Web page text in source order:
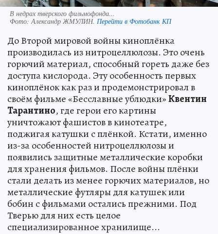
В недрах тверского фильмофонда...
Фото: Александр ЖМУЛИН. Перейти в Фотобанк КП
До Второй мировой войны киноплёнка
производилась из нитроцеллюлозы. Это очень
горючий материал, способный гореть даже без
доступа кислорода. Эту особенность первых
киноплёнок как раз и продемонстрировал в
своём фильме «Бесславные ублюдки»Квентин
Тарантино, где герои его картины
уничтожают фашистов в кинотеатре,
поджигая катушки с плёнкой. Кстати, именно
из-за особенностей нитроцеллюлозы и
появились защитные металлические коробки
для хранения фильмов. После войны плёнки
стали делать из менее горючих материалов, но
металлические футляры для катушек или
бобин с фильмами остались прежними. Под
Тверью для них есть целое
специализированное хранилище...